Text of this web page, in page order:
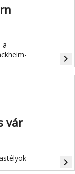
a
navigate_next
vár
navigate_next